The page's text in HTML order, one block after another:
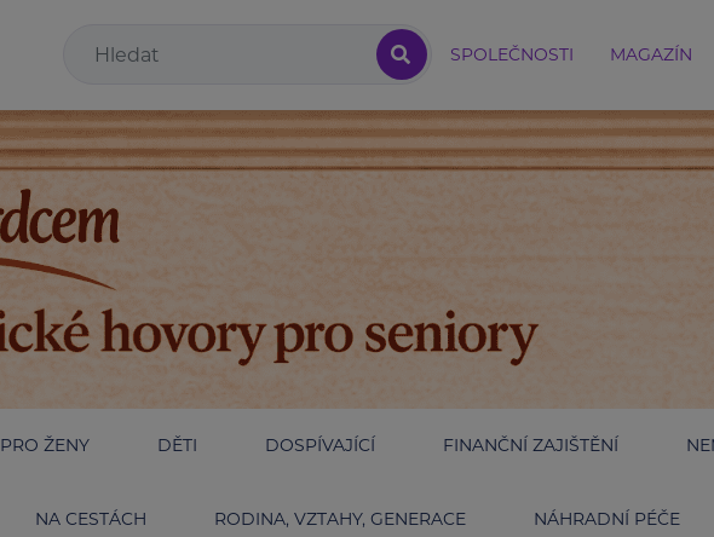
SPOLEČNOSTI MAGAZÍN
PRO ŽENY DĚTI DOSPÍVAJÍCÍ FINANČNÍ ZAJIŠTĚNÍ
NA CESTÁCH RODINA, VZTAHY, GENERACE NÁHRADNÍ PÉČE